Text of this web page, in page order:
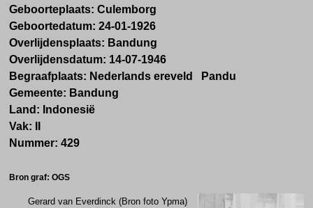
Geboorteplaats: Culemborg
Geboortedatum: 24-01-1926
Overlijdensplaats: Bandung
Overlijdensdatum: 14-07-1946
Begraafplaats: Nederlands ereveld Pandu
Gemeente: Bandung
Land: Indonesië
Vak:
Nummer: 429
Bron graf: OGS
Gerard van Everdinck (Bron foto Ypma)